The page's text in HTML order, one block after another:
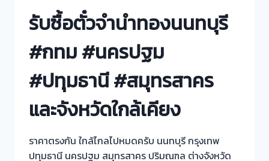
รับซื้อตั๋วจำนำทองนนทบุรี
#กทม #นครปฐม
#ปทุมธานี #สมุทรสาคร
และจังหวัดใกล้เคียง
ราคาตรงกัน ใกล้ไกลไปหมดครับ นนทบุรี กรุงเทพ
ปทุมธานี นครปฐม สมุทรสาคร ปริมณฑล ต่างจังหวัด